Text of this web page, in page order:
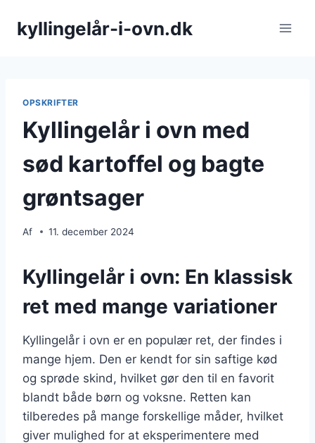
kyllingelår-i-ovn.dk
OPSKRIFTER
Kyllingelår i ovn med
sød kartoffel og bagte
grøntsager
Af 11. december 2024
Kyllingelår i ovn: En klassisk
ret med mange variationer
Kyllingelår i ovn er en populær ret, der findes i
mange hjem. Den er kendt for sin saftige kød
og sprøde skind, hvilket gør den til en favorit
blandt både børn og voksne. Retten kan
tilberedes på mange forskellige måder, hvilket
giver mulighed for at eksperimentere med